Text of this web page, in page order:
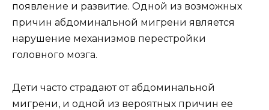
появление и развитие. Одной из возможных
причин абдоминальной мигрени является
нарушение механизмов перестройки
головного мозга.
Дети часто страдают от абдоминальной
мигрени, и одной из вероятных причин ее